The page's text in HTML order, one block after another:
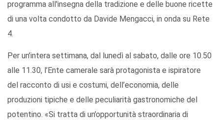
programma all'insegna della tradizione e delle buone ricette
di una volta condotto da Davide Mengacci, in onda su Rete
4.
Per un’intera settimana, dal lunedì al sabato, dalle ore 10.50
alle 11.30, l’Ente camerale sarà protagonista e ispiratore
del racconto di usi e costumi, dell’economia, delle
produzioni tipiche e delle peculiarità gastronomiche del
potentino. «Si tratta di un’opportunità straordinaria di